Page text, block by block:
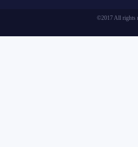
©2017 All rights